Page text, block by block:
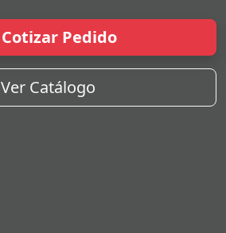
Cotizar Pedido
Ver Catálogo